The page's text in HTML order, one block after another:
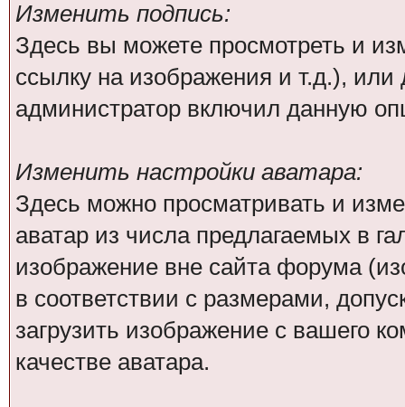
Изменить подпись:
Здесь вы можете просмотреть и
ссылку на изображения и т.д.),
администратор включил данную
Изменить настройки аватара:
Здесь можно просматривать и
аватар из числа предлагаемых в
изображение вне сайта форума
в соответствии с размерами,
загрузить изображение с вашего
качестве аватара.